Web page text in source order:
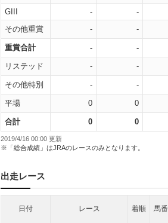
GIII
- -
その他重賞
- -
重賞合計 - -
リステッド - -
その他特別 - -
平場 0 0
合計 0 0
2019/4/16 00:00 更新
※「総合成績」はJRAのレースのみとなります。
出走レース
日付 レース 着順 馬番